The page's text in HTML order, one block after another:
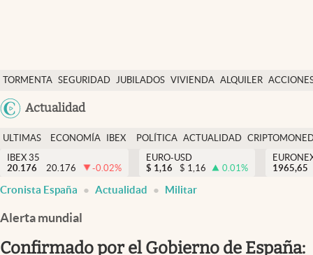
TORMENTA SEGURIDAD JUBILADOS VIVIENDA ALQUILER
USA
Actualidad
Economía y finanzas
Política
Actualidad
Criptomonedas
España
ULTIMAS
NOTICIAS
ECONOMÍA
FINANZAS
IBEX
EURO
POLÍTICA ACTUALIDAD
IBEX 35
20.176
20.176 -0.02%
EURO-USD
$ 1,16 $ 1,16 0.01%
1965,65
Cronista España Actualidad Militar
Alerta mundial
Confirmado por el Gobierno de España: